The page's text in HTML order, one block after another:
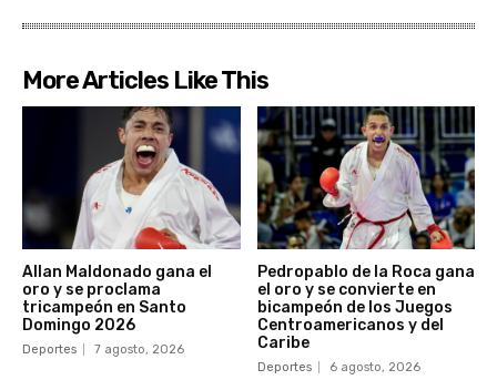
More Articles Like This
Allan Maldonado gana el
oro y se proclama
tricampeón en Santo
Domingo 2026
Deportes 7 agosto, 2026
Pedropablo de la Roca gana
el oro y se convierte en
bicampeón de los Juegos
Centroamericanos y del
Caribe
Deportes 6 agosto, 2026